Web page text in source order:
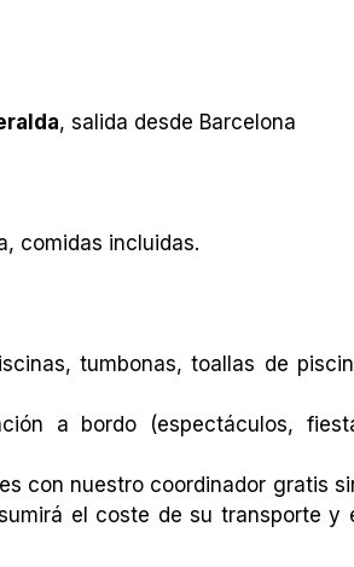
, salida desde Barcelona
comidas incluidas.
tumbonas, toallas de
a bordo (espectáculos,
con nuestro coordinador gratis
el coste de su transporte y